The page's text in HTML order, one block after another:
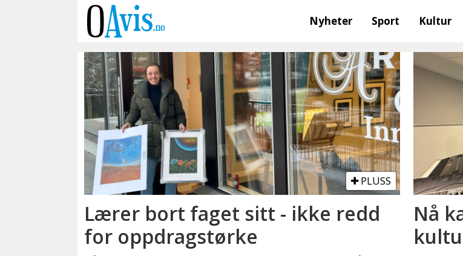
Nyheter Sport Kultur
PLUSS
Lærer bort faget sitt - ikke redd
for oppdragstørke
Nå